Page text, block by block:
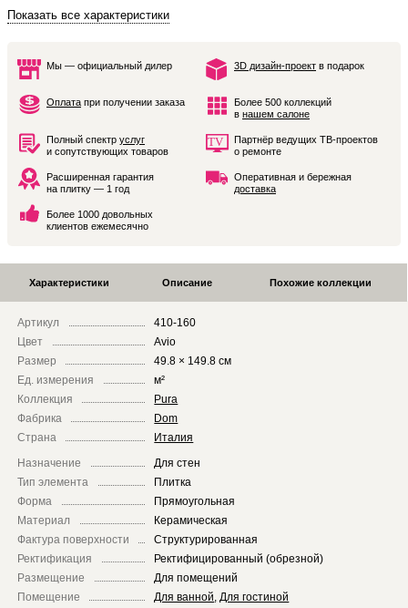
Показать все характеристики
Мы — официальный дилер 3D дизайн-проект в подарок
Оплата при получении заказа
Более 500 коллекций
в нашем салоне
Полный спектр услуг
и сопутствующих товаров
Партнёр ведущих ТВ-проектов
о ремонте
Расширенная гарантия
на плитку — 1 год
Оперативная и бережная
доставка
Более 1000 довольных
клиентов ежемесячно
Характеристики Описание Похожие коллекции
Артикул
410-160
Цвет
Avio
Размер
49.8 × 149.8 см
Ед. измерения
м²
Коллекция
Pura
Фабрика
Dom
Страна
Италия
Назначение
Для стен
Тип элемента
Плитка
Форма
Прямоугольная
Материал
Керамическая
Фактура поверхности
Структурированная
Ректификация
Ректифицированный (обрезной)
Размещение
Для помещений
Помещение
Для ванной Для гостиной